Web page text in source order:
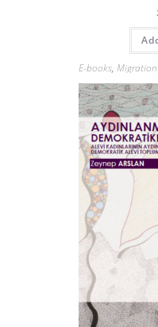
E-books, Migration